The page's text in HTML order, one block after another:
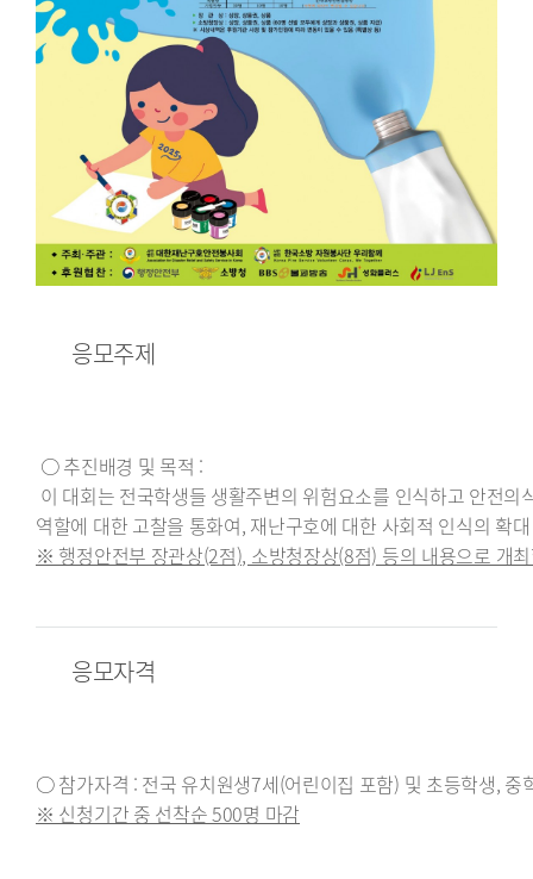
응모주제
○ 추진배경 및 목적 :
이 대회는 전국학생들 생활주변의 위험요소를 인식하고 안전
역할에 대한 고찰을 통화여, 재난구호에 대한 사회적 인식의 확
※ 행정안전부 장관상(2점), 소방청장상(8점) 등의 내용으로 개
응모자격
○ 참가자격 : 전국 유치원생7세(어린이집 포함) 및 초등학생, 중
※ 신청기간 중 선착순 500명 마감